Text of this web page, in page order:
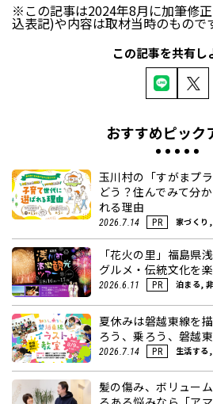
※この記事は2024年8月に加筆修
込表記)や内容は取材当時のもので
この記事を共有し
おすすめピック
玉川村の「すがまプ
どう？住んでみて分
れる理由
2026.7.14 PR 家づくり
「花火の里」福島県
グルメ・伝統文化を
2026.6.11 PR 泊まる,
夏休みは磐越東線を
ろう、乗ろう、磐越
2026.7.14 PR 生活する
髪の傷み、ボリュー